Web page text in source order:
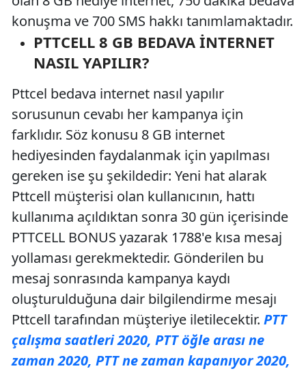
konuşma ve 700 SMS hakkı tanımlamaktadır.
PTTCELL 8 GB BEDAVA İNTERNET
NASIL YAPILIR?
Pttcel bedava internet nasıl yapılır
sorusunun cevabı her kampanya için
farklıdır. Söz konusu 8 GB internet
hediyesinden faydalanmak için yapılması
gereken ise şu şekildedir: Yeni hat alarak
Pttcell müşterisi olan kullanıcının, hattı
kullanıma açıldıktan sonra 30 gün içerisinde
PTTCELL BONUS yazarak 1788'e kısa mesaj
yollaması gerekmektedir. Gönderilen bu
mesaj sonrasında kampanya kaydı
oluşturulduğuna dair bilgilendirme mesajı
Pttcell tarafından müşteriye iletilecektir. PTT
çalışma saatleri 2020, PTT öğle arası ne
zaman 2020, PTT ne zaman kapanıyor 2020,